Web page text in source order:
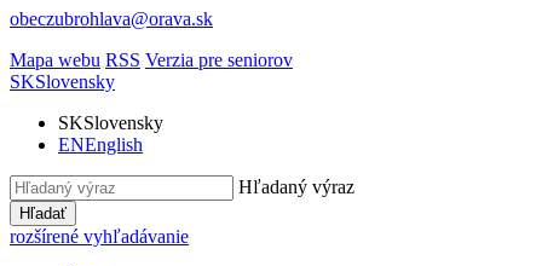
obeczubrohlava@orava.sk
Mapa webu RSS Verzia pre seniorov
SKSlovensky
SKSlovensky
ENEnglish
Hľadaný výraz
Hľadať
rozšírené vyhľadávanie